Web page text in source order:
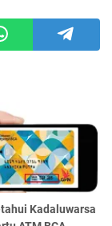
Kadaluwarsa